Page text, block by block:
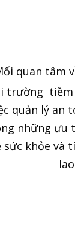
quan tâm
trường tiềm
quản lý an
những ưu
sức khỏe và